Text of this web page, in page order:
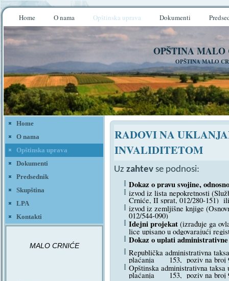
Home O nama Opštinska uprava Dokumenti
OPŠTINA MALO
OPŠTINA MALO
Home
O nama
Opštinska uprava
Dokumenti
Predsednik
Skupština
LPA
Kontakti
MALO CRNIĆE
RADOVI NA
INVALIDITETOM
Uz zahtev se podnosi:
Dokaz o pravu svojine,
izvod iz lista nepokretnosti
Crniće, II sprat, 012/280-151) ili
izvod iz zemljišne knjige
012/544-090)
Idejni projekat (izrađuje ga
lice upisano u odgovarajući
Dokaz o uplati
Republička administrativna
plaćanja 153, poziv na broj
Opštinska administrativna
plaćanja 153, poziv na broj